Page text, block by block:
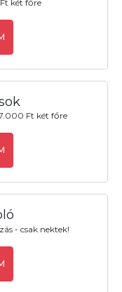
két főre
Ft két főre
- csak nektek!